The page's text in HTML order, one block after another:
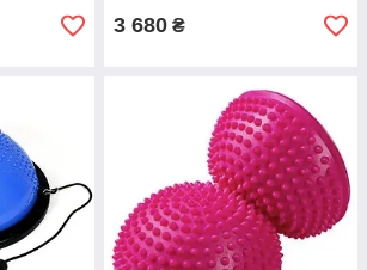
3 680 ₴